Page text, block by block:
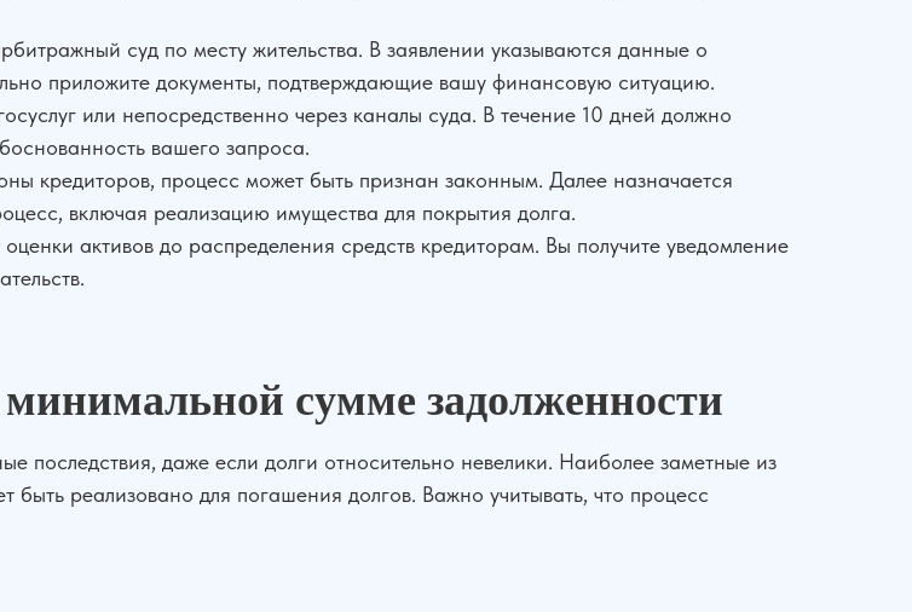
суд по месту жительства. В заявлении указываются данные о
приложите документы, подтверждающие вашу финансовую ситуацию.
или непосредственно через каналы суда. В течение 10 дней должно
вашего запроса.
кредиторов, процесс может быть признан законным. Далее назначается
включая реализацию имущества для покрытия долга.
активов до распределения средств кредиторам. Вы получите уведомление
сумме задолженности
последствия, даже если долги относительно невелики. Наиболее заметные из
реализовано для погашения долгов. Важно учитывать, что процесс